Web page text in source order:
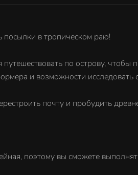
посылки в тропическом раю!
по острову, чтобы
и возможности исследовать
почту и пробудить
поэтому вы сможете